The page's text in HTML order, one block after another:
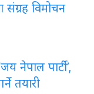
संग्रह विमोचन
नेपाल पार्टी’,
तयारी